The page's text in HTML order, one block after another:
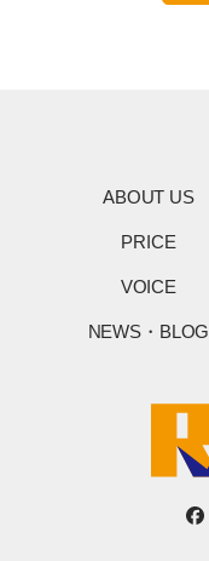
ABOUT US
PRICE
VOICE
NEWS・BLOG